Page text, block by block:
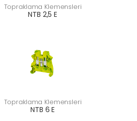
Topraklama Klemensleri
NTB 2,5 E
Topraklama Klemensleri
NTB 6 E